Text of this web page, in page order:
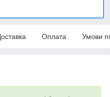
Оплата Умови